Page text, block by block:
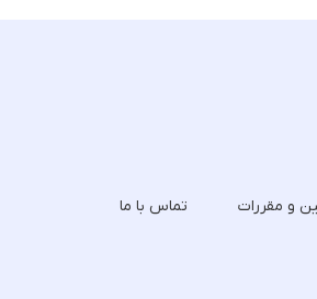
و مقررات تماس با ما